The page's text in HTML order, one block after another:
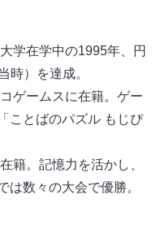
学在学中の1995年、円
時）を達成。
ゲームスに在籍。ゲー
ことばのパズル もじぴ
籍。記憶力を活かし、
は数々の大会で優勝。